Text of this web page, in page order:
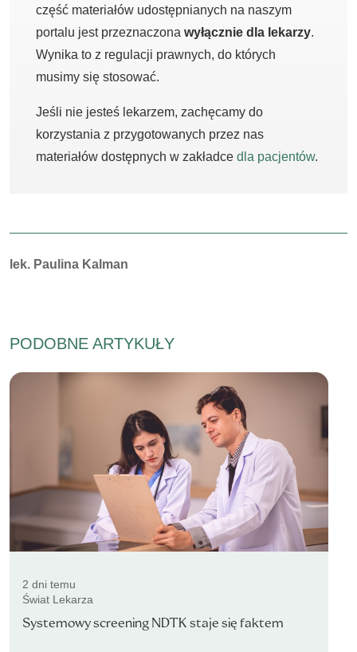
część materiałów udostępnianych na naszym
portalu jest przeznaczona wyłącznie dla lekarzy.
Wynika to z regulacji prawnych, do których
musimy się stosować.
Jeśli nie jesteś lekarzem, zachęcamy do
korzystania z przygotowanych przez nas
materiałów dostępnych w zakładce dla pacjentów.
Autorzy:
lek. Paulina Kalman
PODOBNE ARTYKUŁY
2 dni temu
Świat Lekarza
Systemowy screening NDTK staje się faktem